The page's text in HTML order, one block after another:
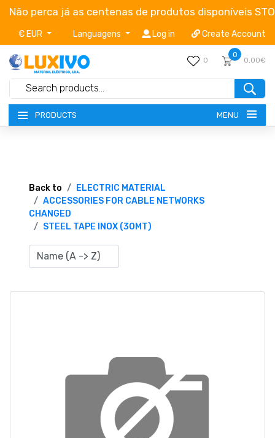
Não perca já as centenas de produtos disponíveis
€ EUR Languagens Log in Create Account
0
0
0,00€
PRODUCTS MENU
TERMS OF SERVICE
CATALOGUES
CAMPAIGNS
Back to
ELECTRIC MATERIAL
ACCESSORIES FOR CABLE NETWORKS
CHANGED
STEEL TAPE INOX (30MT)